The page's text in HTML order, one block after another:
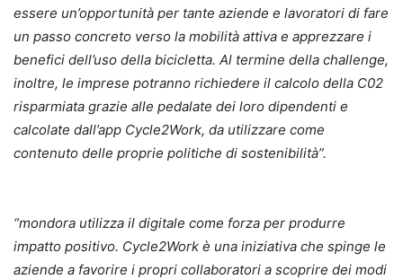
essere un’opportunità per tante aziende e lavoratori di fare
un passo concreto verso la mobilità attiva e apprezzare i
benefici dell’uso della bicicletta. Al termine della challenge,
inoltre, le imprese potranno richiedere il calcolo della C02
risparmiata grazie alle pedalate dei loro dipendenti e
calcolate dall’app Cycle2Work, da utilizzare come
contenuto delle proprie politiche di sostenibilità”.
“mondora utilizza il digitale come forza per produrre
impatto positivo. Cycle2Work è una iniziativa che spinge le
aziende a favorire i propri collaboratori a scoprire dei modi